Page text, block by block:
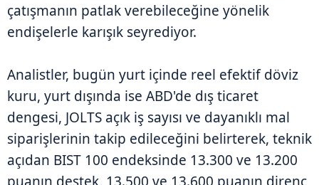
çatışmanın patlak verebileceğine yönelik
endişelerle karışık seyrediyor.
Analistler, bugün yurt içinde reel efektif döviz
kuru, yurt dışında ise ABD'de dış ticaret
dengesi, JOLTS açık iş sayısı ve dayanıklı mal
siparişlerinin takip edileceğini belirterek, teknik
açıdan BIST 100 endeksinde 13.300 ve 13.200
puanın destek, 13.500 ve 13.600 puanın direnç